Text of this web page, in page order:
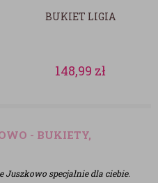
BUKIET LIGIA
148,99 zł
- BUKIETY,
specjalnie dla ciebie.